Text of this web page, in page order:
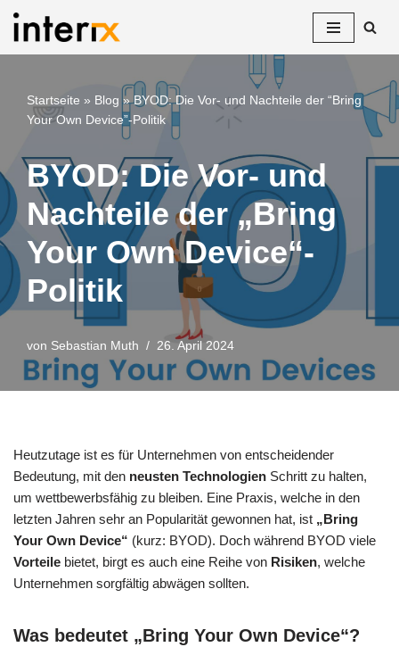
Startseite » Blog »BYOD: Die Vor- und Nachteile der “Bring
Your Own Device”-Politik
BYOD: Die Vor- und
Nachteile der „Bring
Your Own Device“-
Politik
von Sebastian Muth 26. April 2024
Heutzutage ist es für Unternehmen von entscheidender
Bedeutung, mit den neusten Technologien Schritt zu halten,
um wettbewerbsfähig zu bleiben. Eine Praxis, welche in den
letzten Jahren sehr an Popularität gewonnen hat, ist „Bring
Your Own Device“ (kurz: BYOD). Doch während BYOD viele
Vorteile bietet, birgt es auch eine Reihe von Risiken, welche
Unternehmen sorgfältig abwägen sollten.
Was bedeutet „Bring Your Own Device“?